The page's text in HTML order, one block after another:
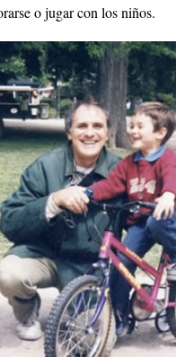
o jugar con los niños.